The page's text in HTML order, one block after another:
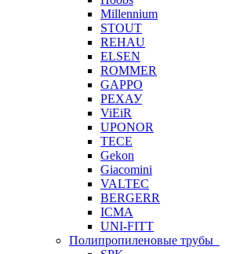
Millennium
STOUT
REHAU
ELSEN
ROMMER
GAPPO
РЕХАУ
ViEiR
UPONOR
TECE
Gekon
Giacomini
VALTEC
BERGERR
ICMA
UNI-FITT
Полипропиленовые трубы